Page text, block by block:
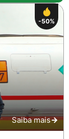
-50%
Saiba mais